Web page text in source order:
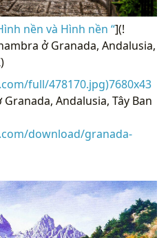
nền và Hình nền “](!
ở Granada, Andalusia,
full/478170.jpg)7680x43
Andalusia, Tây Ban
download/granada-